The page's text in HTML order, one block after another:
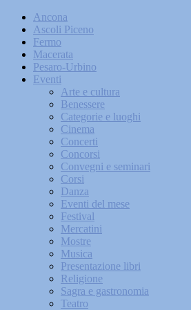
Ancona
Ascoli Piceno
Fermo
Macerata
Pesaro-Urbino
Eventi
Arte e cultura
Benessere
Categorie e luoghi
Cinema
Concerti
Concorsi
Convegni e seminari
Corsi
Danza
Eventi del mese
Festival
Mercatini
Mostre
Musica
Presentazione libri
Religione
Sagra e gastronomia
Teatro